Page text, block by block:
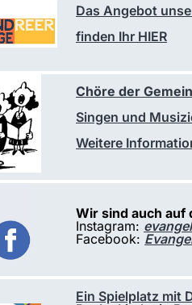
Das Angebot
finden Ihr HIER
Chöre der
Singen und
Weitere
Wir sind auch auf
Instagram:
Facebook:
Ein Spielplatz mit